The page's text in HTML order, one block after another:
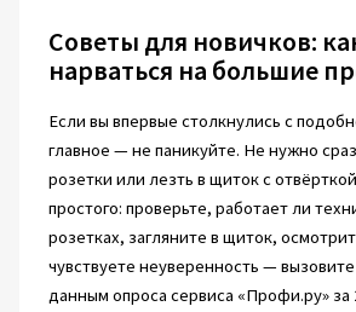
Советы для новичков:
нарваться на большие
Если вы впервые столкнулись с
главное — не паникуйте. Не нужно
розетки или лезть в щиток с
простого: проверьте, работает ли
розетках, загляните в щиток,
чувствуете неуверенность —
данным опроса сервиса «Профи.ру» за